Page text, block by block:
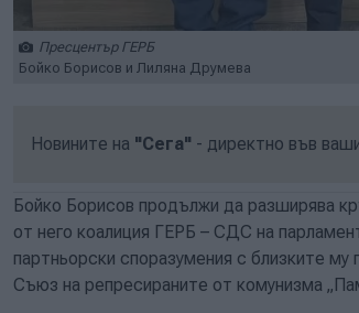
Пресцентър ГЕРБ
Бойко Борисов и Лиляна Друмева
Новините на "Сега" - директно във
Бойко Борисов продължи да разширява
от него коалиция ГЕРБ – СДС на
партньорски споразумения с близките
Съюз на репресираните от комунизма